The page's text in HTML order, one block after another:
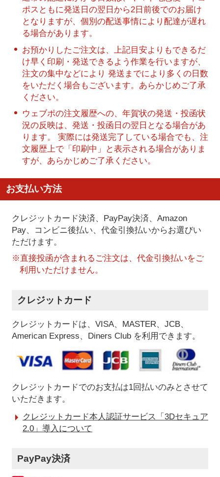
ポスともに発送日の翌日から2日前後でのお届け
となりますが、個別の配送事情により配達が遅れ
る場合があります。
お預かりしたご注文は、上記目安よりもできるだ
け早く印刷・発送できるよう作業を行いますが、
注文の集中などにより 発送までにより多くの日数
をいただく場合もございます。あらかじめご了承
ください。
ウェブポの注文履歴への、年賀状の発送・投函状
況の反映は、発送・投函日の翌日となる場合があ
ります。 実際には発送完了している場合でも、注
文履歴上で「印刷中」と表示される場合がありま
すが、あらかじめご了承ください。
お支払い方法
クレジットカード決済、PayPay決済、Amazon
Pay、コンビニ後払い、代金引換払いからお選びい
ただけます。
※直接投函が含まれるご注文は、代金引換払いをご
利用いただけません。
クレジットカード
クレジットカードは、VISA、MASTER、JCB、
American Express、Diners Club を利用できます。
クレジットカードでのお支払は1回払いのみとさせて
いただきます。
クレジットカード本人認証サービス「3Dセキュア
2.0」導入について
PayPay決済